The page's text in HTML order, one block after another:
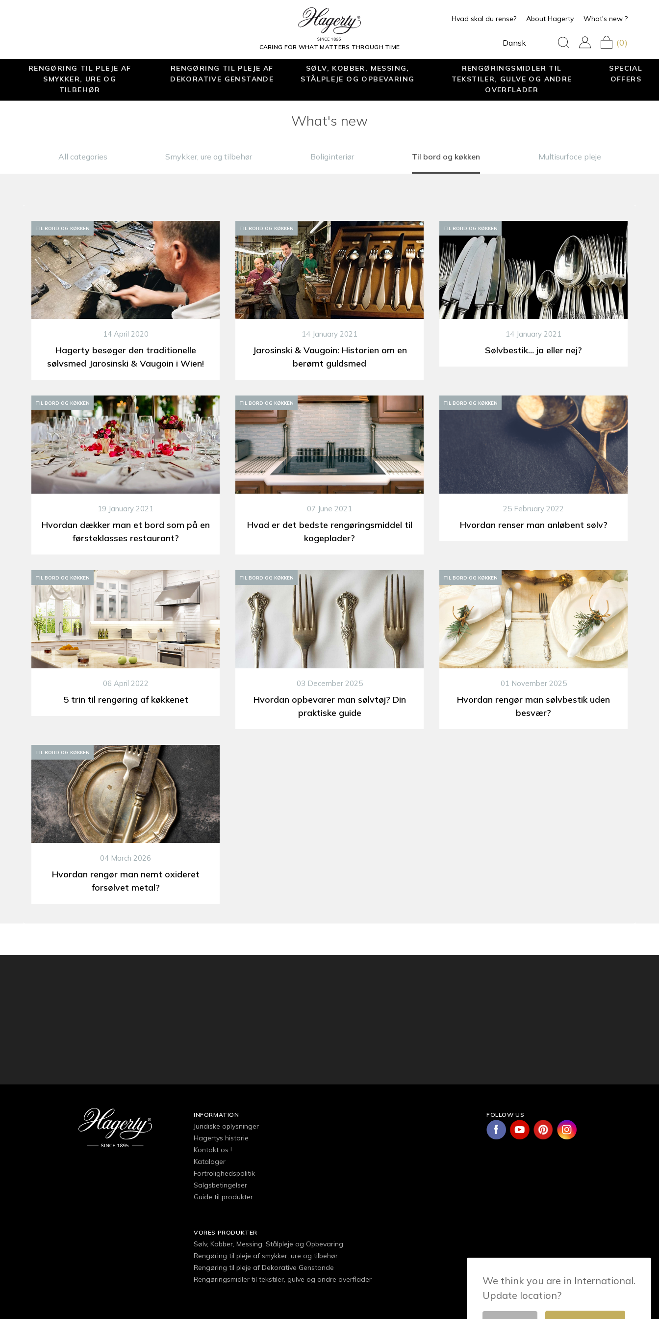
CARING FOR WHAT MATTERS THROUGH TIME
Hvad skal du rense? About Hagerty What's new ?
Dansk (0)
RENGØRING TIL PLEJE AF
SMYKKER, URE OG
TILBEHØR
RENGØRING TIL PLEJE AF
DEKORATIVE GENSTANDE
SØLV, KOBBER, MESSING,
STÅLPLEJE OG OPBEVARING
RENGØRINGSMIDLER TIL
TEKSTILER, GULVE OG ANDRE
OVERFLADER
SPECIAL
OFFERS
What's new
All categories Smykker, ure og tilbehør Boliginteriør Til bord og køkken Multisurface pleje
TIL BORD OG KØKKEN
14 April 2020
Hagerty besøger den traditionelle
sølvsmed Jarosinski & Vaugoin i Wien!
TIL BORD OG KØKKEN
14 January 2021
Jarosinski & Vaugoin: Historien om en
berømt guldsmed
TIL BORD OG KØKKEN
14 January 2021
Sølvbestik… ja eller nej?
TIL BORD OG KØKKEN
19 January 2021
Hvordan dækker man et bord som på en
førsteklasses restaurant?
TIL BORD OG KØKKEN
07 June 2021
Hvad er det bedste rengøringsmiddel til
kogeplader?
TIL BORD OG KØKKEN
25 February 2022
Hvordan renser man anløbent sølv?
TIL BORD OG KØKKEN
06 April 2022
5 trin til rengøring af køkkenet
TIL BORD OG KØKKEN
03 December 2025
Hvordan opbevarer man sølvtøj? Din
praktiske guide
TIL BORD OG KØKKEN
01 November 2025
Hvordan rengør man sølvbestik uden
besvær?
BOLIGINTERIØR
TIL BORD OG KØKKEN
04 March 2026
Hvordan rengør man nemt oxideret
forsølvet metal?
INFORMATION
Juridiske oplysninger
Hagertys historie
Kontakt os !
Kataloger
Fortrolighedspolitik
Salgsbetingelser
Guide til produkter
VORES PRODUKTER
Sølv, Kobber, Messing, Stålpleje og Opbevaring
Rengøring til pleje af smykker, ure og tilbehør
Rengøring til pleje af Dekorative Genstande
Rengøringsmidler til tekstiler, gulve og andre overflader
FOLLOW US
We think you are in International.
Update location?